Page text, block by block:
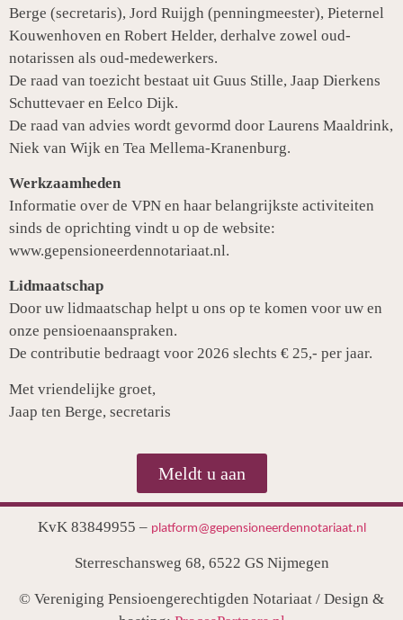
Berge (secretaris), Jord Ruijgh (penningmeester), Pieternel
Kouwenhoven en Robert Helder, derhalve zowel oud-
notarissen als oud-medewerkers.
De raad van toezicht bestaat uit Guus Stille, Jaap Dierkens
Schuttevaer en Eelco Dijk.
De raad van advies wordt gevormd door Laurens Maaldrink,
Niek van Wijk en Tea Mellema-Kranenburg.
Werkzaamheden
Informatie over de VPN en haar belangrijkste activiteiten
sinds de oprichting vindt u op de website:
www.gepensioneerdennotariaat.nl.
Lidmaatschap
Door uw lidmaatschap helpt u ons op te komen voor uw en
onze pensioenaanspraken.
De contributie bedraagt voor 2026 slechts € 25,- per jaar.
Met vriendelijke groet,
Jaap ten Berge, secretaris
Meldt u aan
KvK 83849955 – platform@gepensioneerdennotariaat.nl
Sterreschansweg 68, 6522 GS Nijmegen
© Vereniging Pensioengerechtigden Notariaat / Design &